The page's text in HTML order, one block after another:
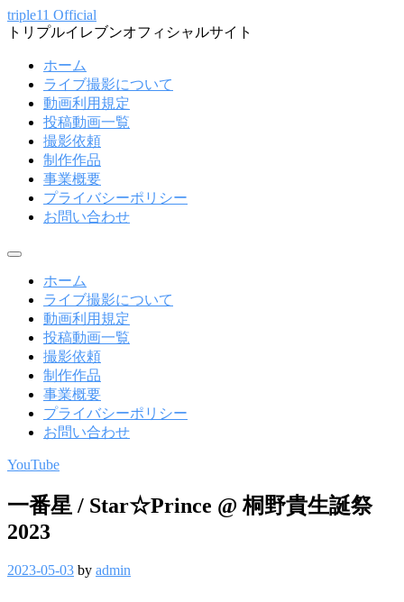
コ
ン
triple11 Official
トリプルイレブンオフィシャルサイト
ホーム
ライブ撮影について
動画利用規定
投稿動画一覧
撮影依頼
制作作品
事業概要
プライバシーポリシー
お問い合わせ
メ
ホーム
ライブ撮影について
動画利用規定
投稿動画一覧
撮影依頼
制作作品
事業概要
プライバシーポリシー
お問い合わせ
YouTube
一番星 / Star☆Prince @ 桐野貴生誕祭
2023
2023-05-03 by admin